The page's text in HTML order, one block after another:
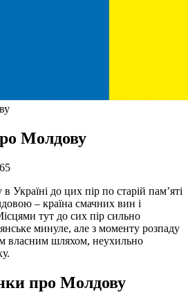
Молдову
Україні до цих пір по старій пам’яті
– країна смачних вин і
тут до сих пір сильно
минуле, але з моменту розпаду
власним шляхом, неухильно
про Молдову